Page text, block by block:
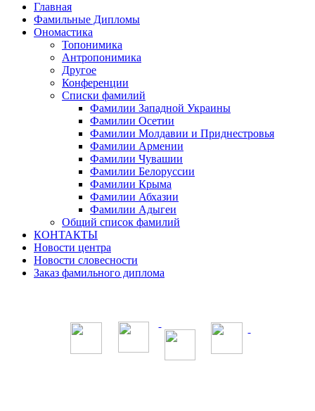
Главная
Фамильные Дипломы
Ономастика
Топонимика
Антропонимика
Другое
Конференции
Списки фамилий
Фамилии Западной Украины
Фамилии Осетии
Фамилии Молдавии и Приднестровья
Фамилии Армении
Фамилии Чувашии
Фамилии Белоруссии
Фамилии Крыма
Фамилии Абхазии
Фамилии Адыгеи
Общий список фамилий
КОНТАКТЫ
Новости центра
Новости словесности
Заказ фамильного диплома